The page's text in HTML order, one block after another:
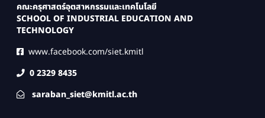
คณะครุศาสตร์อุตสาหกรรมและเทคโนโลยี
SCHOOL OF INDUSTRIAL EDUCATION AND
TECHNOLOGY
www.facebook.com/siet.kmitl
0 2329 8435
saraban_siet@kmitl.ac.th